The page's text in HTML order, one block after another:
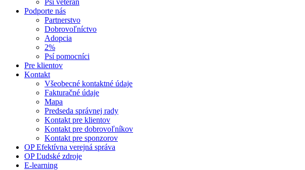
Psí veterán
Podporte nás
Partnerstvo
Dobrovoľníctvo
Adopcia
2%
Psí pomocníci
Pre klientov
Kontakt
Všeobecné kontaktné údaje
Fakturačné údaje
Mapa
Predseda správnej rady
Kontakt pre klientov
Kontakt pre dobrovoľníkov
Kontakt pre sponzorov
OP Efektívna verejná správa
OP Ľudské zdroje
E-learning